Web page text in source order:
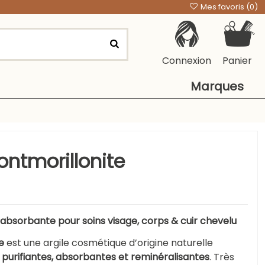
Mes favoris (0)
Connexion Panier
Marques
pour soins visage, corps & cuir chevelu
est une argile cosmétique d’origine naturelle
purifiantes, absorbantes et reminéralisantes. Très